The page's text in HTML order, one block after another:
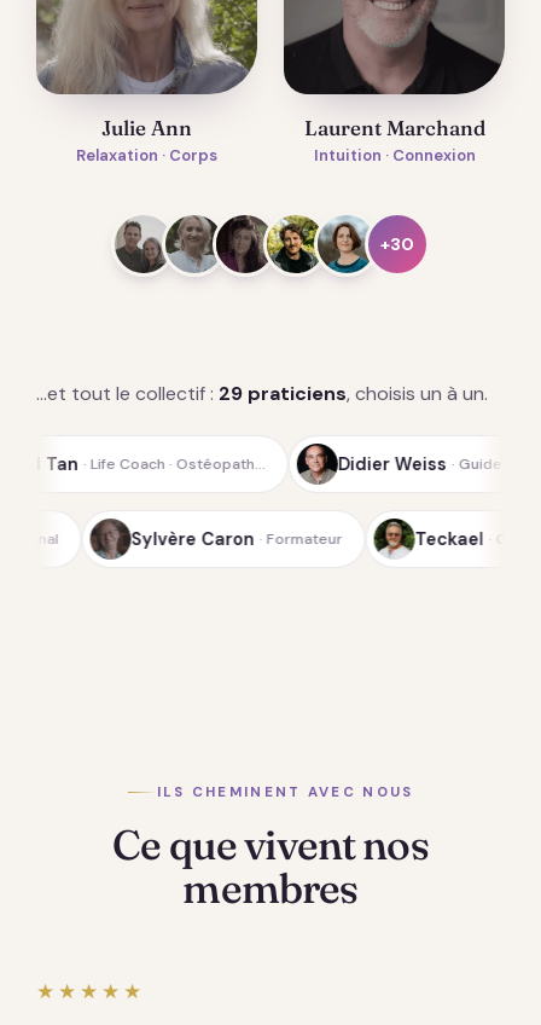
Julie Ann
Relaxation · Corps
Laurent Marchand
Intuition · Connexion
+30
…et tout le collectif : 29 praticiens, choisis un à un.
· Ostéopath… Didier Weiss · Guide spirituel de la…
· Médium-canal Sylvère Caron · Formateur
ILS CHEMINENT AVEC NOUS
Ce que vivent nos
membres
★★★★★